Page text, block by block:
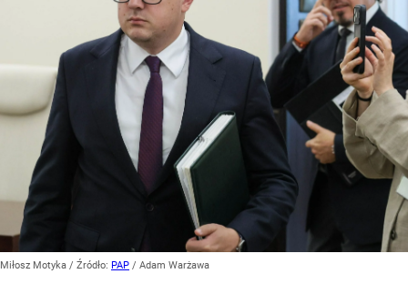
Miłosz Motyka / Źródło: PAP / Adam Warżawa